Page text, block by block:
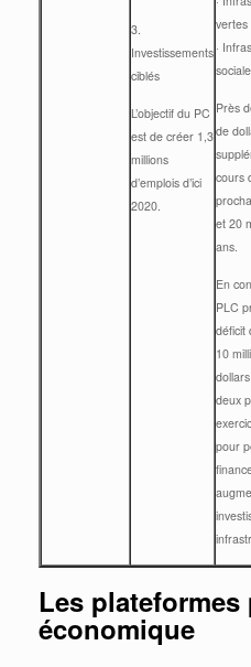
3.
Investissements
ciblés
L’objectif du PC
est de créer 1,3
millions
d’emplois d’ici
2020.
vertes
·
Près
de
cours
et 20
ans.
En
PLC
déficit
10
deux
pour
Les plateformes
économique